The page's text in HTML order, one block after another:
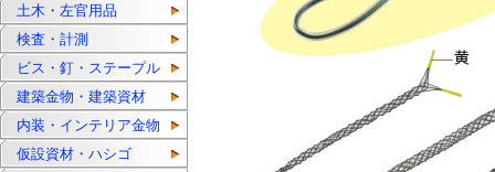
土木・左官用品
検査・計測
ビス・釘・ステープル
建築金物・建築資材
内装・インテリア金物
仮設資材・ハシゴ